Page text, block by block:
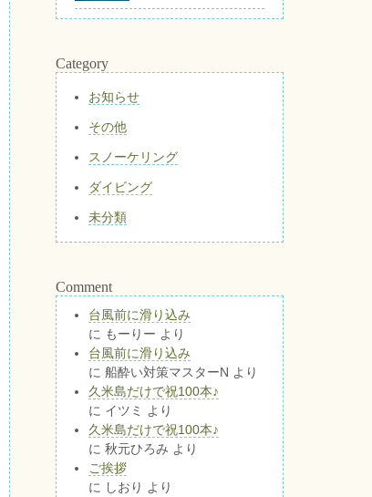
Category
お知らせ
その他
スノーケリング
ダイビング
未分類
Comment
台風前に滑り込み
に もーりー より
台風前に滑り込み
に 船酔い対策マスターN より
久米島だけで祝100本♪
に イツミ
より
久米島だけで祝100本♪
に 秋元ひろみ より
ご挨拶
に しおり より